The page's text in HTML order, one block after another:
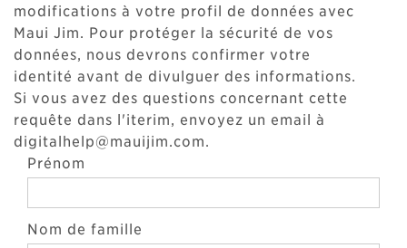
modifications à votre profil de données avec
Maui Jim. Pour protéger la sécurité de vos
données, nous devrons confirmer votre
identité avant de divulguer des informations.
Si vous avez des questions concernant cette
requête dans l'iterim, envoyez un email à
digitalhelp@mauijim.com.
Prénom
Nom de famille